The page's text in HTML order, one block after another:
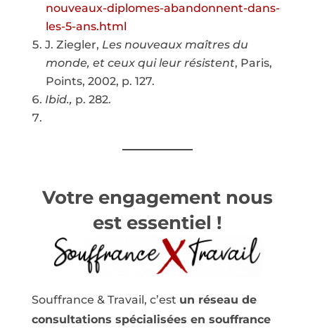
nouveaux-diplomes-abandonnent-dans-
les-5-ans.html
J. Ziegler, Les nouveaux maîtres du
monde, et ceux qui leur résistent, Paris,
Points, 2002, p. 127.
Ibid., p. 282.
Votre engagement nous
est essentiel !
Souffrance & Travail, c’est un réseau de
consultations spécialisées en souffrance